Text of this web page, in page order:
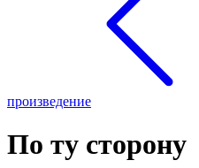
произведение
По ту сторону